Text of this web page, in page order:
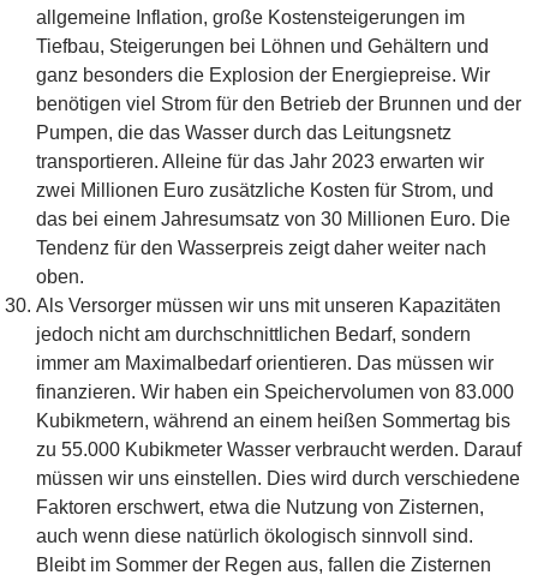
allgemeine Inflation, große Kostensteigerungen im
Tiefbau, Steigerungen bei Löhnen und Gehältern und
ganz besonders die Explosion der Energiepreise. Wir
benötigen viel Strom für den Betrieb der Brunnen und der
Pumpen, die das Wasser durch das Leitungsnetz
transportieren. Alleine für das Jahr 2023 erwarten wir
zwei Millionen Euro zusätzliche Kosten für Strom, und
das bei einem Jahresumsatz von 30 Millionen Euro. Die
Tendenz für den Wasserpreis zeigt daher weiter nach
oben.
Als Versorger müssen wir uns mit unseren Kapazitäten
jedoch nicht am durchschnittlichen Bedarf, sondern
immer am Maximalbedarf orientieren. Das müssen wir
finanzieren. Wir haben ein Speichervolumen von 83.000
Kubikmetern, während an einem heißen Sommertag bis
zu 55.000 Kubikmeter Wasser verbraucht werden. Darauf
müssen wir uns einstellen. Dies wird durch verschiedene
Faktoren erschwert, etwa die Nutzung von Zisternen,
auch wenn diese natürlich ökologisch sinnvoll sind.
Bleibt im Sommer der Regen aus, fallen die Zisternen